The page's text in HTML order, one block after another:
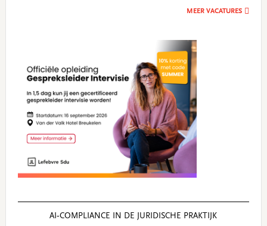
MEER VACATURES
AI‑COMPLIANCE IN DE JURIDISCHE PRAKTIJK